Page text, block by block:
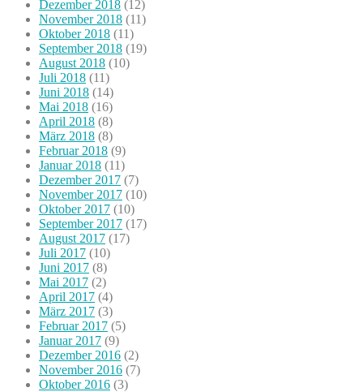
Dezember 2018 (12)
November 2018 (11)
Oktober 2018 (11)
September 2018 (19)
August 2018 (10)
Juli 2018 (11)
Juni 2018 (14)
Mai 2018 (16)
April 2018 (8)
März 2018 (8)
Februar 2018 (9)
Januar 2018 (11)
Dezember 2017 (7)
November 2017 (10)
Oktober 2017 (10)
September 2017 (17)
August 2017 (17)
Juli 2017 (10)
Juni 2017 (8)
Mai 2017 (2)
April 2017 (4)
März 2017 (3)
Februar 2017 (5)
Januar 2017 (9)
Dezember 2016 (2)
November 2016 (7)
Oktober 2016 (3)